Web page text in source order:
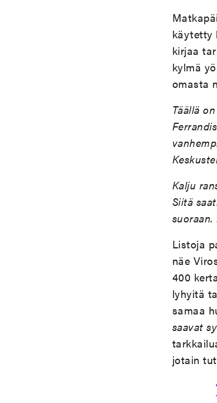
käytetty
kirjaa
kylmä
omasta
Täällä
Kalju
Siitä
Listoja
näe
400
lyhyitä
samaa
saavat
jotain